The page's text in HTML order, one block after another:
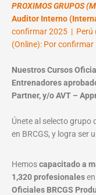
PROXIMOS GRUPOS
Auditor Interno
confirmar 2025 | Perú
(Online): Por
Nuestros Cursos
Entrenadores
Partner, y/o AVT –
Únete al selecto
en BRCGS, y logra ser
Hemoscapacitado a
1,320 profesionalesen
Oficiales BRCGS